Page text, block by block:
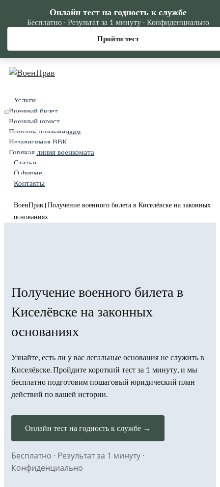
Услуги
Военный билет
Военный юрист
Помощь призывникам
Независимая ВВК
Горячая линия военкомата
Статьи
О фирме
Контакты
ВоенПрав | Получение военного билета в Киселёвске на законных
основаниях
Получение военного билета в
Киселёвске на законных
основаниях
Узнайте, есть ли у вас легальные основания не служить в
Киселёвске. Пройдите короткий тест за 1 минуту, и мы
бесплатно подготовим пошаговый юридический план
действий по вашей истории.
Онлайн тест на годность к службе →
Бесплатно · Результат за 1 минуту ·
Конфиденциально
Онлайн тест на годность к службе
Бесплатно · Результат за 1 минуту · Конфиденциально
Пройти тест